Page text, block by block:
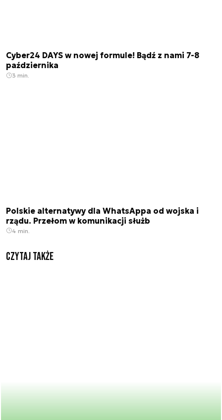
Cyber24 DAYS w nowej formule! Bądź z nami 7-8
października
3 min.
Polskie alternatywy dla WhatsAppa od wojska i
rządu. Przełom w komunikacji służb
4 min.
Czytaj także